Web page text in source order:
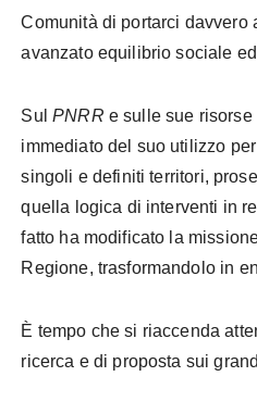
Comunità di portarci davvero
avanzato equilibrio sociale
SulPNRR e sulle sue risorse
immediato del suo utilizzo
singoli e definiti territori,
quella logica di interventi in
fatto ha modificato la
Regione, trasformandolo in
È tempo che si riaccenda
ricerca e di proposta sui